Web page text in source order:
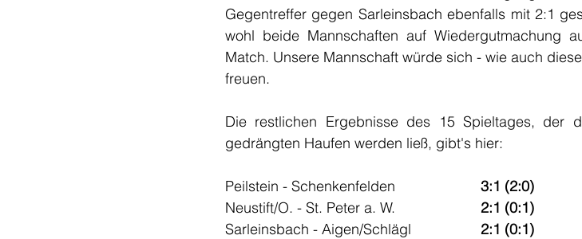
Gegentreffer gegen Sarleinsbach ebenfalls mit 2:1
wohl beide Mannschaften auf Wiedergutmachung
Match. Unsere Mannschaft würde sich - wie auch
freuen.
Die restlichen Ergebnisse des 15 Spieltages, der
gedrängten Haufen werden ließ, gibt's hier:
3:1 (2:0)
2:1 (0:1)
2:1 (0:1)